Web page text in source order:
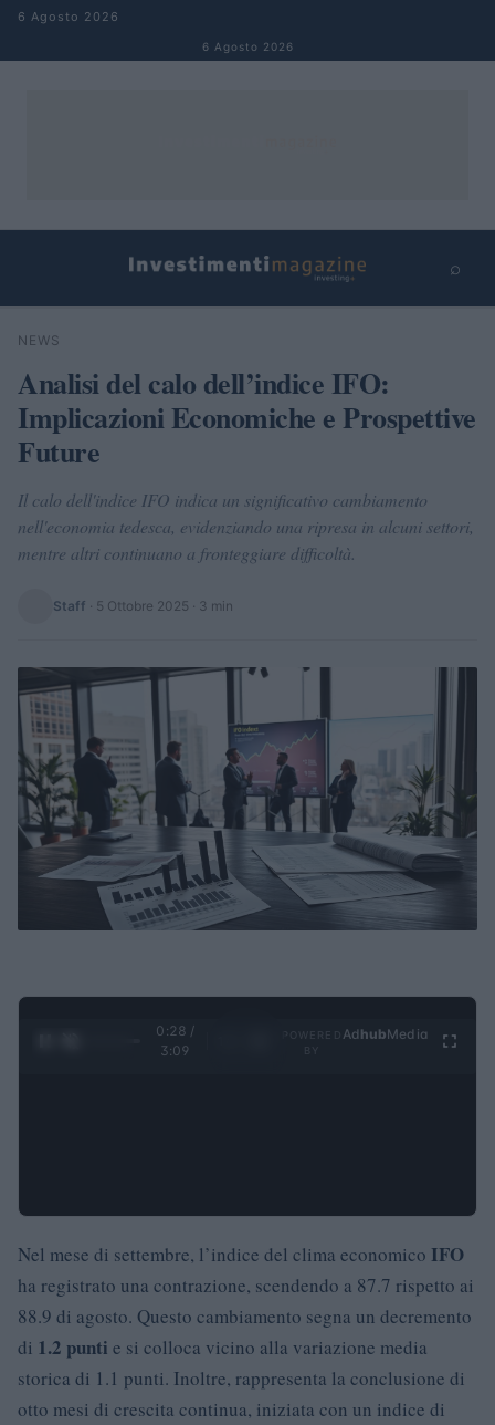
Salta al contenuto
6 Agosto 2026
6 Agosto 2026
⌕
Cerca
NEWS
Analisi del calo dell’indice IFO:
Implicazioni Economiche e Prospettive
Future
Il calo dell'indice IFO indica un significativo cambiamento
nell'economia tedesca, evidenziando una ripresa in alcuni settori,
mentre altri continuano a fronteggiare difficoltà.
Staff · 5 Ottobre 2025 · 3 min
0:28 /
3:09
Ad hubMedia
Nel mese di settembre, l’indice del clima economico IFO
ha registrato una contrazione, scendendo a 87.7 rispetto ai
88.9 di agosto. Questo cambiamento segna un decremento
di 1.2 punti e si colloca vicino alla variazione media
storica di 1.1 punti. Inoltre, rappresenta la conclusione di
otto mesi di crescita continua, iniziata con un indice di